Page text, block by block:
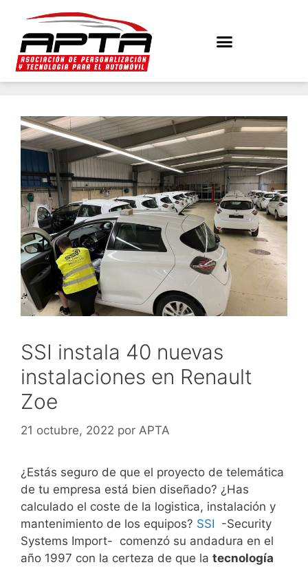
SSI instala 40 nuevas
instalaciones en Renault
Zoe
21 octubre, 2022 por APTA
¿Estás seguro de que el proyecto de telemática
de tu empresa está bien diseñado? ¿Has
calculado el coste de la logistica, instalación y
mantenimiento de los equipos? SSI -Security
Systems Import- comenzó su andadura en el
año 1997 con la certeza de que la tecnología